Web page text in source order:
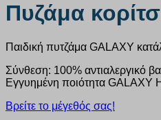
Πυζάμα
Παιδική πυτζάμα GALAXY
Σύνθεση: 100% αντιαλεργικό
Εγγυημένη ποιότητα GALAXY
Βρείτε το μέγεθός σας!